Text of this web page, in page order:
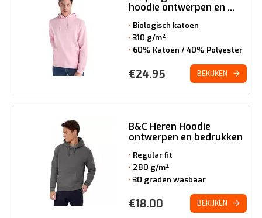
hoodie ontwerpen en ...
Biologisch katoen
310 g/m²
60% Katoen / 40% Polyester
€24.95 BEKIJKEN
B&C Heren Hoodie
ontwerpen en bedrukken
Regular fit
280 g/m²
30 graden wasbaar
€18.00 BEKIJKEN